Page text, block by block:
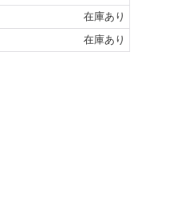
在庫あり
在庫あり